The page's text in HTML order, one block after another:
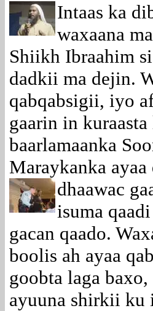
Intaas ka
waxaana
Shiikh Ibraahim
dadkii ma dejin.
qabqabsigii, iyo
gaarin in
baarlamaanka
Maraykanka
dhaawac
isuma
gacan qaado.
boolis ah ayaa
goobta laga
ayuuna shirkii ku